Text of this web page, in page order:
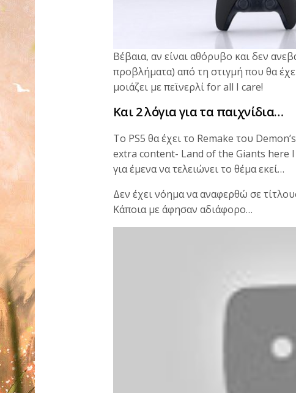
Βέβαια, αν είναι αθόρυβο και δεν
προβλήματα) από τη στιγμή που θα
μοιάζει με πεϊνερλί for all I care!
Και 2 λόγια για τα παιχνίδια…
Το PS5 θα έχει το Remake του
extra content- Land of the Giants here
για έμενα να τελειώνει το θέμα εκεί…
Δεν έχει νόημα να αναφερθώ σε
Κάποια με άφησαν αδιάφορο…